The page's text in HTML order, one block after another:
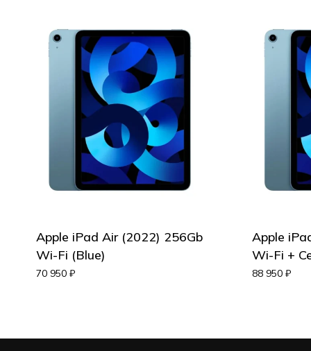
Apple iPad Air (2022) 256Gb
Wi-Fi (Blue)
70 950 ₽
Apple
Wi-Fi +
88 950 ₽